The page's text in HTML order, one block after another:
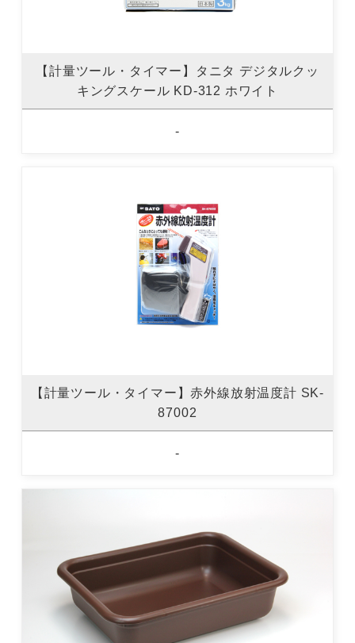
【計量ツール・タイマー】タニタ デジタルクッ
キングスケール KD-312 ホワイト
-
【計量ツール・タイマー】赤外線放射温度計 SK-
87002
-